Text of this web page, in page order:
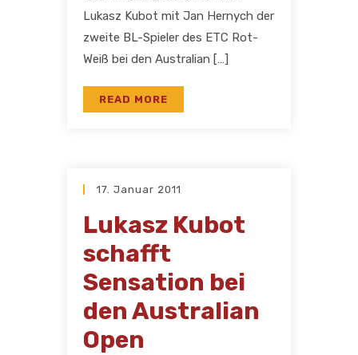
Lukasz Kubot mit Jan Hernych der
zweite BL-Spieler des ETC Rot-
Weiß bei den Australian […]
READ MORE
17. Januar 2011
Lukasz Kubot
schafft
Sensation bei
den Australian
Open